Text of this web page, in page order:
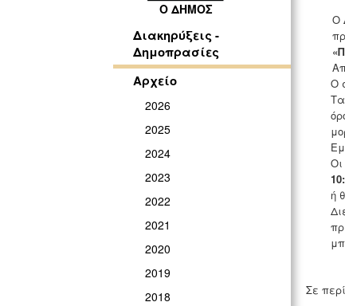
Ο ΔΗΜΟΣ
Διακηρύξεις -
Δημοπρασίες
Αρχείο
2026
2025
2024
2023
2022
2021
2020
2019
2018
Ο
«
Ο
ή
Σε